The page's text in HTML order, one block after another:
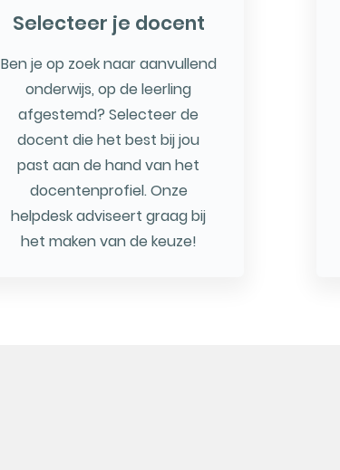
Selecteer je docent
Ben je op zoek naar aanvullend
onderwijs, op de leerling
afgestemd? Selecteer de
docent die het best bij jou
past aan de hand van het
docentenprofiel. Onze
helpdesk adviseert graag bij
het maken van de keuze!